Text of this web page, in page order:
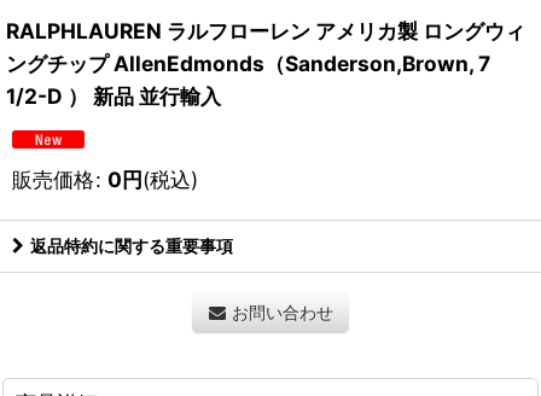
RALPHLAUREN ラルフローレン アメリカ製 ロングウィ
ングチップ AllenEdmonds（Sanderson,Brown, 7
1/2-D ） 新品 並行輸入
販売価格: 0円(税込)
返品特約に関する重要事項
お問い合わせ